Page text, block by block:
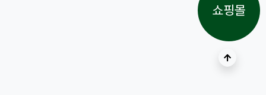
상단으로
쇼핑몰